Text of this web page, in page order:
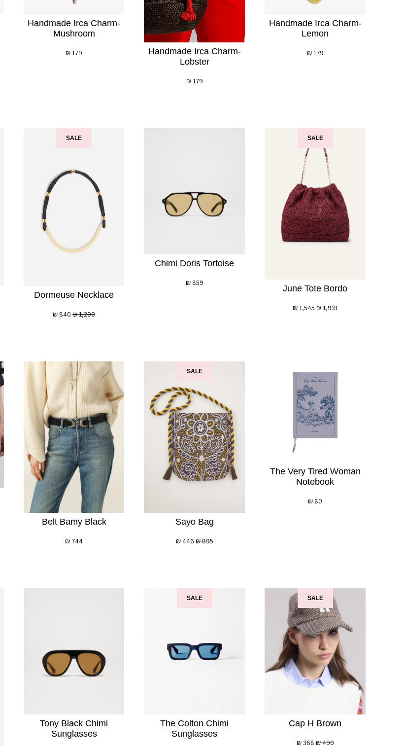
Handmade Irca Charm-
Lemon
179
₪
Handmade Irca Charm-
Lobster
179
₪
Handmade Irca Charm-
Mushroom
179
₪
SALE
June Tote Bordo
1,931
₪
1,545
₪
Chimi Doris Tortoise
859
₪
SALE
Dormeuse Necklace
1,200
₪
840
₪
The Very Tired Woman
Notebook
80
₪
SALE
Sayo Bag
895
₪
446
₪
Belt Bamy Black
744
₪
SALE
Cap H Brown
490
₪
368
₪
SALE
The Colton Chimi
Sunglasses
Tony Black Chimi
Sunglasses